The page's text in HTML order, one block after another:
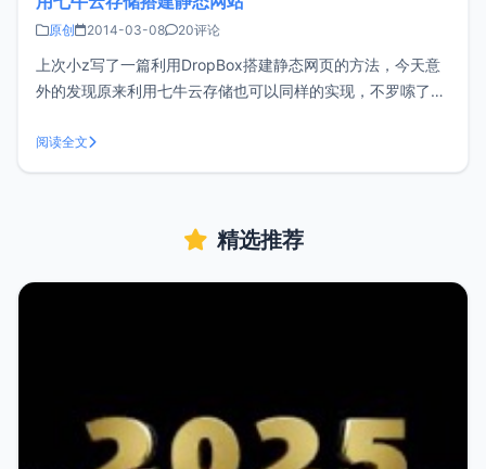
原创 2014-03-08 20评论
上次小z写了一篇利用DropBox搭建静态网页的方法，今天意
外的发现原来利用七牛云存储也可以同样的实现，不罗嗦了，
要托管企业的静态资源，为企业提供一站式在线数据托管、上
传下载全网加速、以及数据云端处理服务。主要做静态文件，
阅读全文
精选推荐